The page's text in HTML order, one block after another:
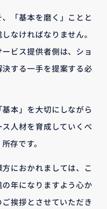
「基本を磨く」ことと
なければなりません。
ビス提供者側は、ショ
する一手を提案する必
本」を大切にしながら
人材を育成していくべ
存です。
におかれましては、こ
年になりますよう心か
挨拶とさせていただき